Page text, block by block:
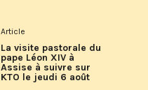
Article
La visite pastorale du
pape Léon XIV à
Assise à suivre sur
KTO le jeudi 6 août